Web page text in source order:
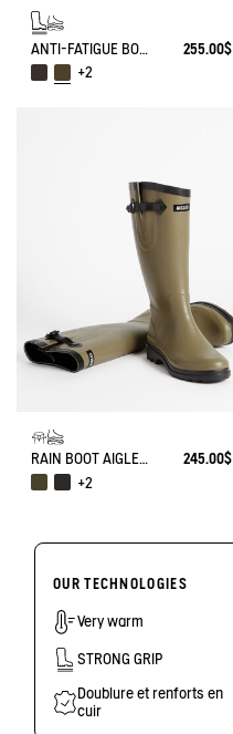
ANTI-FATIGUE BOOT PARCOURS 2.0 ADJUSTABLE
255.00$
+2
RAIN BOOT AIGLENTINE
245.00$
+2
OUR TECHNOLOGIES
Very warm
STRONG GRIP
Doublure et renforts en
cuir